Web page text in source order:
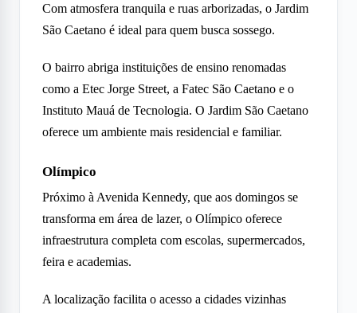
Com atmosfera tranquila e ruas arborizadas, o Jardim
São Caetano é ideal para quem busca sossego.
O bairro abriga instituições de ensino renomadas
como a Etec Jorge Street, a Fatec São Caetano e o
Instituto Mauá de Tecnologia. O Jardim São Caetano
oferece um ambiente mais residencial e familiar.
Olímpico
Próximo à Avenida Kennedy, que aos domingos se
transforma em área de lazer, o Olímpico oferece
infraestrutura completa com escolas, supermercados,
feira e academias.
A localização facilita o acesso a cidades vizinhas